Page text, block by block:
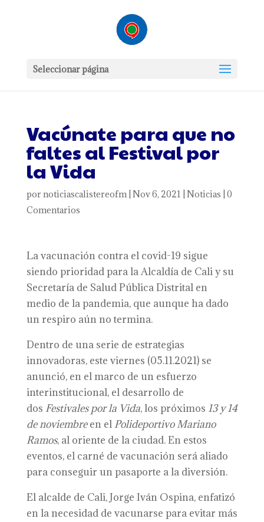
Seleccionar página
Vacúnate para que no
faltes al Festival por
la Vida
por noticiascalistereofm| Nov 6, 2021 Noticias 0
Comentarios
La vacunación contra el covid-19 sigue
siendo prioridad para la Alcaldía de Cali y su
Secretaría de Salud Pública Distrital en
medio de la pandemia, que aunque ha dado
un respiro aún no termina.
Dentro de una serie de estrategias
innovadoras, este viernes (05.11.2021) se
anunció, en el marco de un esfuerzo
interinstitucional, el desarrollo de
dos Festivales por la Vida, los próximos 13 y 14
de noviembreen el Polideportivo Mariano
Ramos, al oriente de la ciudad. En estos
eventos, el carné de vacunación será aliado
para conseguir un pasaporte a la diversión.
El alcalde de Cali, Jorge Iván Ospina, enfatizó
en la necesidad de vacunarse para evitar más